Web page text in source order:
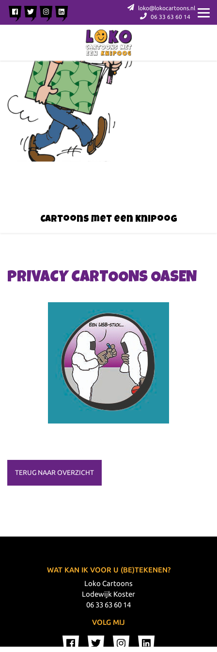
loko@lokocartoons.nl
06 33 63 60 14
Cartoons met een knipoog
PRIVACY CARTOONS OASEN
TERUG NAAR OVERZICHT
WAT KAN IK VOOR U (BE)TEKENEN?
Loko Cartoons
Lodewijk Koster
06 33 63 60 14
VOLG MIJ